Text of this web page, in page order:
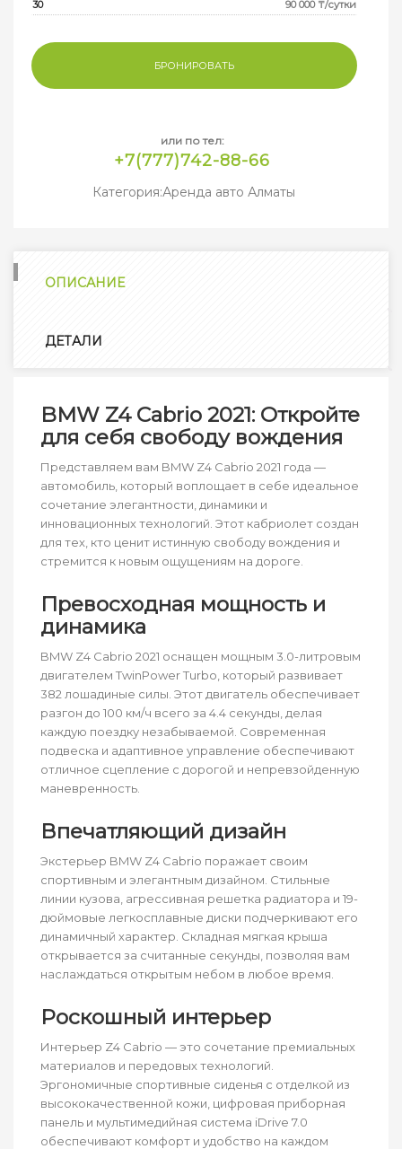
30
90 000 ₸/сутки
или по тел:
+7(777)742-88-66
БРОНИРОВАТЬ
Категория:Аренда авто Алматы
ОПИСАНИЕ
ДЕТАЛИ
BMW Z4 Cabrio 2021: Откройте
для себя свободу вождения
Представляем вам BMW Z4 Cabrio 2021 года —
автомобиль, который воплощает в себе идеальное
сочетание элегантности, динамики и
инновационных технологий. Этот кабриолет создан
для тех, кто ценит истинную свободу вождения и
стремится к новым ощущениям на дороге.
Превосходная мощность и
динамика
BMW Z4 Cabrio 2021 оснащен мощным 3.0-литровым
двигателем TwinPower Turbo, который развивает
382 лошадиные силы. Этот двигатель обеспечивает
разгон до 100 км/ч всего за 4.4 секунды, делая
каждую поездку незабываемой. Современная
подвеска и адаптивное управление обеспечивают
отличное сцепление с дорогой и непревзойденную
маневренность.
Впечатляющий дизайн
Экстерьер BMW Z4 Cabrio поражает своим
спортивным и элегантным дизайном. Стильные
линии кузова, агрессивная решетка радиатора и 19-
дюймовые легкосплавные диски подчеркивают его
динамичный характер. Складная мягкая крыша
открывается за считанные секунды, позволяя вам
наслаждаться открытым небом в любое время.
Роскошный интерьер
Интерьер Z4 Cabrio — это сочетание премиальных
материалов и передовых технологий.
Эргономичные спортивные сиденья с отделкой из
высококачественной кожи, цифровая приборная
панель и мультимедийная система iDrive 7.0
обеспечивают комфорт и удобство на каждом